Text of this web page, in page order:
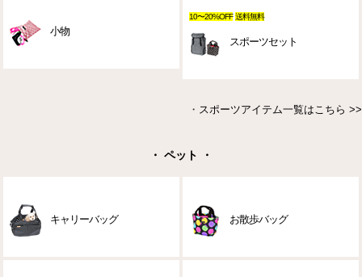
小物
10〜20%OFF 送料無料
スポーツセット
・ スポーツアイテム一覧はこちら >>
・ ペット ・
キャリーバッグ お散歩バッグ